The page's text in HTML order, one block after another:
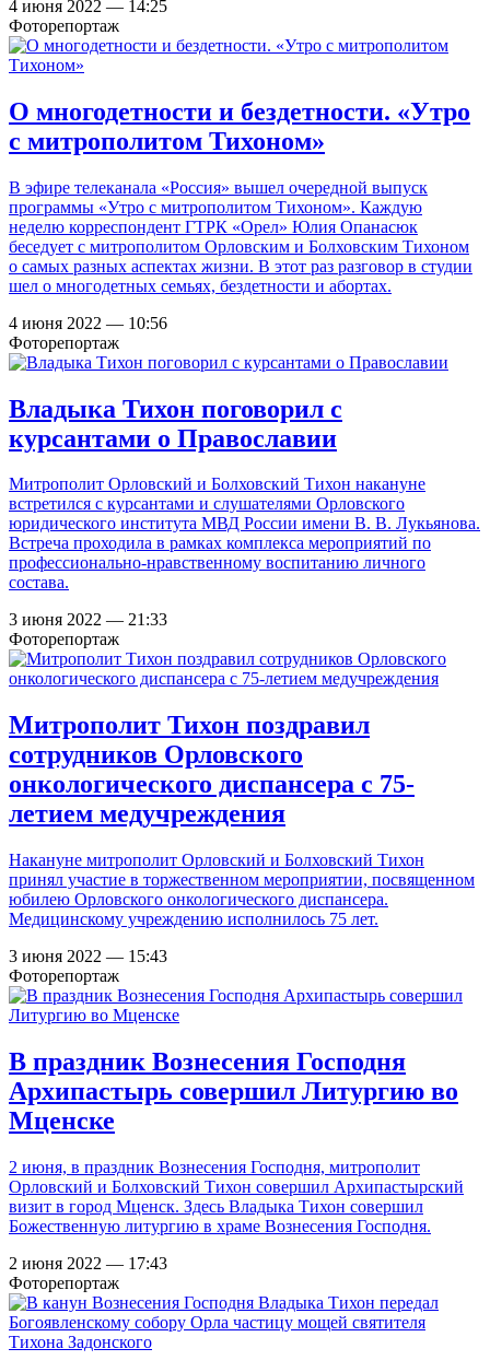
4 июня 2022 — 14:25
Фоторепортаж
О многодетности и бездетности. «Утро
с митрополитом Тихоном»
В эфире телеканала «Россия» вышел очередной выпуск
программы «Утро с митрополитом Тихоном». Каждую
неделю корреспондент ГТРК «Орел» Юлия Опанасюк
беседует с митрополитом Орловским и Болховским Тихоном
о самых разных аспектах жизни. В этот раз разговор в студии
шел о многодетных семьях, бездетности и абортах.
4 июня 2022 — 10:56
Фоторепортаж
Владыка Тихон поговорил с
курсантами о Православии
Митрополит Орловский и Болховский Тихон накануне
встретился с курсантами и слушателями Орловского
юридического института МВД России имени В. В. Лукьянова.
Встреча проходила в рамках комплекса мероприятий по
профессионально-нравственному воспитанию личного
состава.
3 июня 2022 — 21:33
Фоторепортаж
Митрополит Тихон поздравил
сотрудников Орловского
онкологического диспансера с 75-
летием медучреждения
Накануне митрополит Орловский и Болховский Тихон
принял участие в торжественном мероприятии, посвященном
юбилею Орловского онкологического диспансера.
Медицинскому учреждению исполнилось 75 лет.
3 июня 2022 — 15:43
Фоторепортаж
В праздник Вознесения Господня
Архипастырь совершил Литургию во
Мценске
2 июня, в праздник Вознесения Господня, митрополит
Орловский и Болховский Тихон совершил Архипастырский
визит в город Мценск. Здесь Владыка Тихон совершил
Божественную литургию в храме Вознесения Господня.
2 июня 2022 — 17:43
Фоторепортаж